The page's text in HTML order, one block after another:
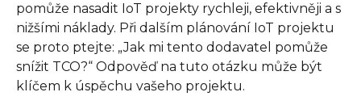
pomůže nasadit IoT projekty rychleji, efektivněji a s
nižšími náklady. Při dalším plánování IoT projektu
se proto ptejte: „Jak mi tento dodavatel pomůže
snížit TCO?“ Odpověď na tuto otázku může být
klíčem k úspěchu vašeho projektu.